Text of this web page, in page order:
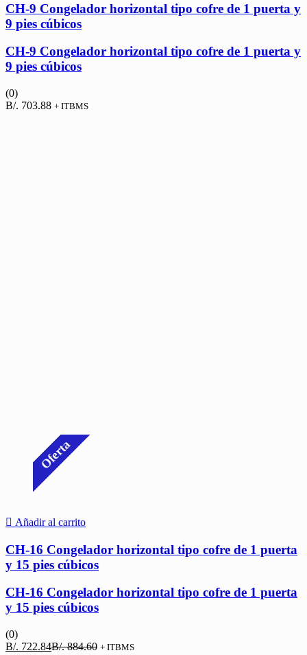
CH-9 Congelador horizontal tipo cofre de 1 puerta y
9 pies cúbicos
CH-9 Congelador horizontal tipo cofre de 1 puerta y
9 pies cúbicos
(0)
B/. 703.88 + ITBMS
Oferta
Añadir al carrito
CH-16 Congelador horizontal tipo cofre de 1 puerta
y 15 pies cúbicos
CH-16 Congelador horizontal tipo cofre de 1 puerta
y 15 pies cúbicos
(0)
B/. 722.84El
B/.884.60 El
+ ITBMS